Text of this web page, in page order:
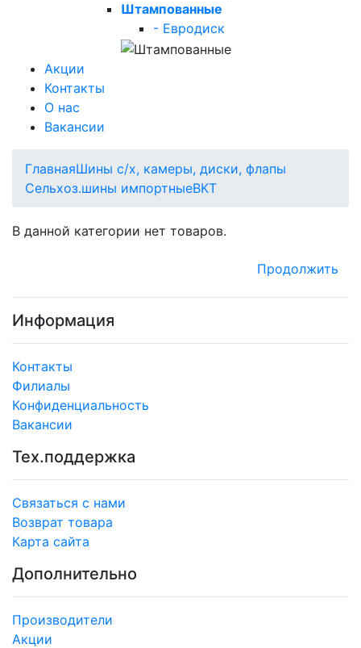
Штампованные
- Евродиск
Акции
Контакты
О нас
Вакансии
ГлавнаяШины с/х, камеры, диски, флапы
Сельхоз.шины импортныеBKT
В данной категории нет товаров.
Продолжить
Информация
Контакты
Филиалы
Конфиденциальность
Вакансии
Тех.поддержка
Связаться с нами
Возврат товара
Карта сайта
Дополнительно
Производители
Акции